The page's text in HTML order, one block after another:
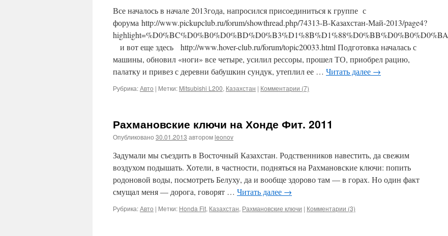
Все началось в начале 2013года, напросился присоединиться к группе с
форума http://www.pickupclub.ru/forum/showthread.php/74313-В-Казахстан-Май-2013/page4?
highlight=%D0%BC%D0%B0%D0%BD%D0%B3%D1%8B%D1%88%D0%BB%D0%B0%D0%BA
и вот еще здесь http://www.hover-club.ru/forum/topic20033.html Подготовка началась с
машины, обновил «ноги» все четыре, усилил рессоры, прошел ТО, приобрел рацию,
палатку и привез с деревни бабушкин сундук, утеплил ее … Читать далее →
Рубрика:Авто | Метки: Mitsubishi L200, Казахстан | Комментарии (7)
Рахмановские ключи на Хонде Фит. 2011
Опубликовано 30.01.2013 авторомleonov
Задумали мы съездить в Восточный Казахстан. Родственников навестить, да свежим
воздухом подышать. Хотели, в частности, подняться на Рахмановские ключи: попить
родоновой воды, посмотреть Белуху, да и вообще здорово там — в горах. Но один факт
смущал меня — дорога, говорят … Читать далее →
Рубрика:Авто | Метки: Honda Fit, Казахстан, Рахмановские ключи | Комментарии (3)